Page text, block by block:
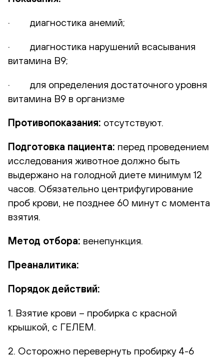
· диагностика анемий;
· диагностика нарушений всасывания
витамина В9;
· для определения достаточного уровня
витамина В9 в организме
Противопоказания: отсутствуют.
Подготовка пациента: перед проведением
исследования животное должно быть
выдержано на голодной диете минимум 12
часов. Обязательно центрифугирование
проб крови, не позднее 60 минут с момента
взятия.
Метод отбора: венепункция.
Преаналитика:
Порядок действий:
1. Взятие крови – пробирка с красной
крышкой, с ГЕЛЕМ.
2. Осторожно перевернуть пробирку 4-6